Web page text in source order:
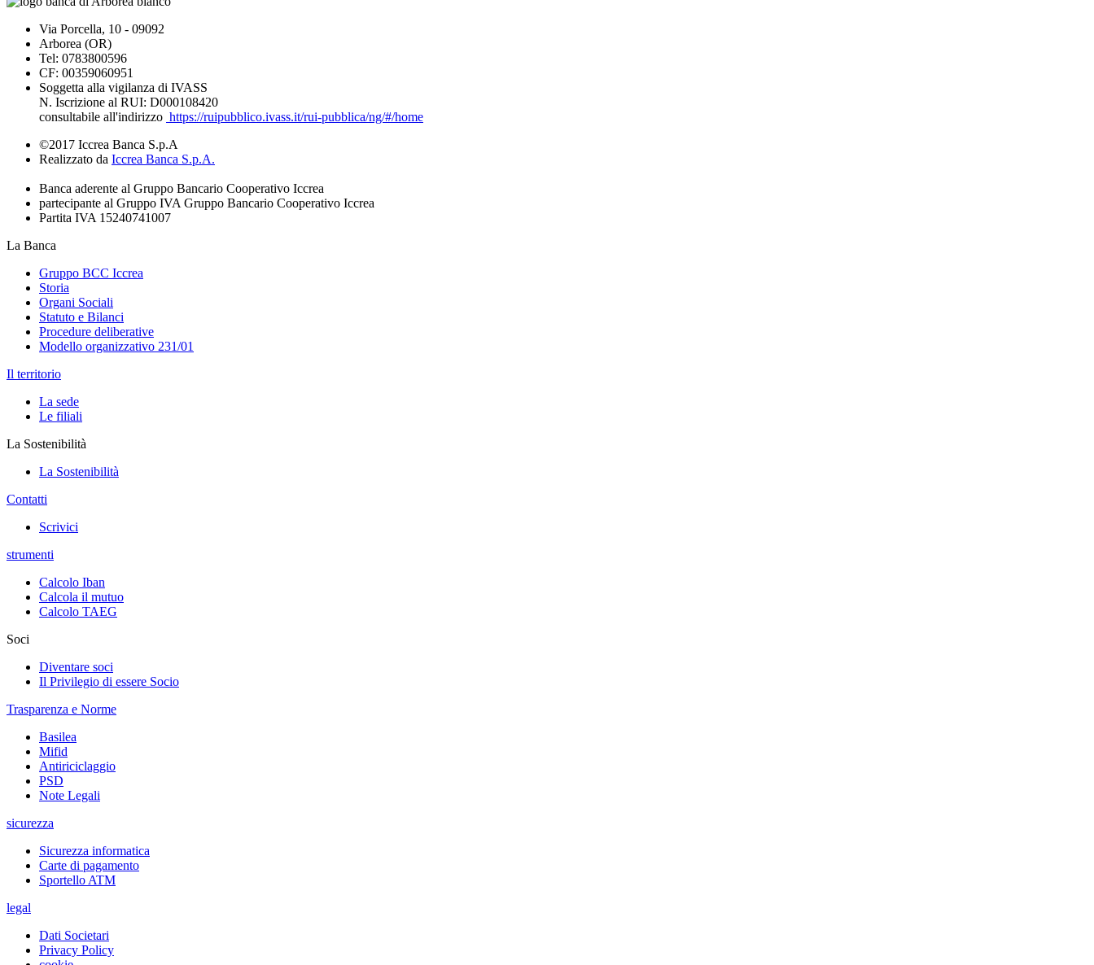
Via Porcella, 10 - 09092
Arborea (OR)
Tel: 0783800596
CF: 00359060951
Soggetta alla vigilanza di IVASS
N. Iscrizione al RUI: D000108420
consultabile all'indirizzo https://ruipubblico.ivass.it/rui-pubblica/ng/#/home
©2017 Iccrea Banca S.p.A
Realizzato da Iccrea Banca S.p.A.
Banca aderente al Gruppo Bancario Cooperativo Iccrea
partecipante al Gruppo IVA Gruppo Bancario Cooperativo Iccrea
Partita IVA 15240741007
La Banca
Gruppo BCC Iccrea
Storia
Organi Sociali
Statuto e Bilanci
Procedure deliberative
Modello organizzativo 231/01
Il territorio
La sede
Le filiali
La Sostenibilità
La Sostenibilità
Contatti
Scrivici
strumenti
Calcolo Iban
Calcola il mutuo
Calcolo TAEG
Soci
Diventare soci
Il Privilegio di essere Socio
Trasparenza e Norme
Basilea
Mifid
Antiriciclaggio
PSD
Note Legali
sicurezza
Sicurezza informatica
Carte di pagamento
Sportello ATM
legal
Dati Societari
Privacy Policy